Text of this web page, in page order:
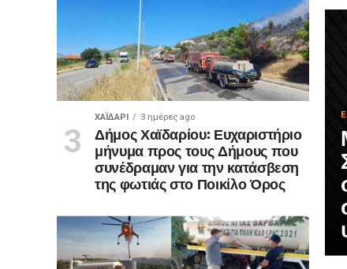
ΧΑΪΔΑΡΙ 3 ημέρες ago
Δήμος Χαϊδαρίου: Ευχαριστήριο
μήνυμα προς τους Δήμους που
συνέδραμαν για την κατάσβεση
της φωτιάς στο Ποικίλο Όρος